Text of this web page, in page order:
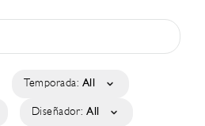
Temporada: All
Diseñador: All